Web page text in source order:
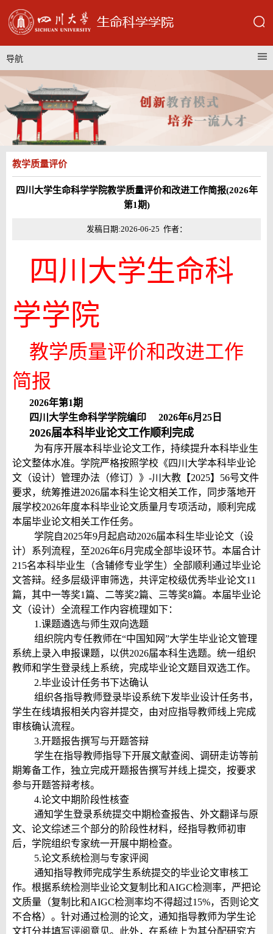
导航
教学质量评价
四川大学生命科学学院教学质量评价和改进工作简报(2026年
第1期)
发稿日期:2026-06-25 作者：
四川大学生命科
学学院
教学质量评价和改进工作
简报
2026年第1期
四川大学生命科学学院编印 2026年6月25日
2026届本科毕业论文工作顺利完成
为有序开展本科毕业论文工作，持续提升本科毕业生
论文整体水准。学院严格按照学校《四川大学本科毕业论
文（设计）管理办法（修订）》-川大教【2025】56号文件
要求，统筹推进2026届本科生论文相关工作，同步落地开
展学校2026年度本科毕业论文质量月专项活动，顺利完成
本届毕业论文相关工作任务。
学院自2025年9月起启动2026届本科生毕业论文（设
计）系列流程，至2026年6月完成全部毕设环节。本届合计
215名本科毕业生（含辅修专业学生）全部顺利通过毕业论
文答辩。经多层级评审筛选，共评定校级优秀毕业论文11
篇，其中一等奖1篇、二等奖2篇、三等奖8篇。本届毕业论
文（设计）全流程工作内容梳理如下：
1.课题遴选与师生双向选题
组织院内专任教师在“中国知网”大学生毕业论文管理
系统上录入申报课题，以供2026届本科生选题。统一组织
教师和学生登录线上系统，完成毕业论文题目双选工作。
2.毕业设计任务书下达确认
组织各指导教师登录毕设系统下发毕业设计任务书，
学生在线填报相关内容并提交，由对应指导教师线上完成
审核确认流程。
3.开题报告撰写与开题答辩
学生在指导教师指导下开展文献查阅、调研走访等前
期筹备工作，独立完成开题报告撰写并线上提交，按要求
参与开题答辩考核。
4.论文中期阶段性核查
通知学生登录系统提交中期检查报告、外文翻译与原
文、论文综述三个部分的阶段性材料，经指导教师初审
后，学院组织专家统一开展中期检查。
5.论文系统检测与专家评阅
通知指导教师完成学生系统提交的毕业论文审核工
作。根据系统检测毕业论文复制比和AIGC检测率，严把论
文质量（复制比和AIGC检测率均不得超过15%，否则论文
不合格）。针对通过检测的论文，通知指导教师为学生论
文打分并填写评阅意见。此外，在系统上为其分配研究方